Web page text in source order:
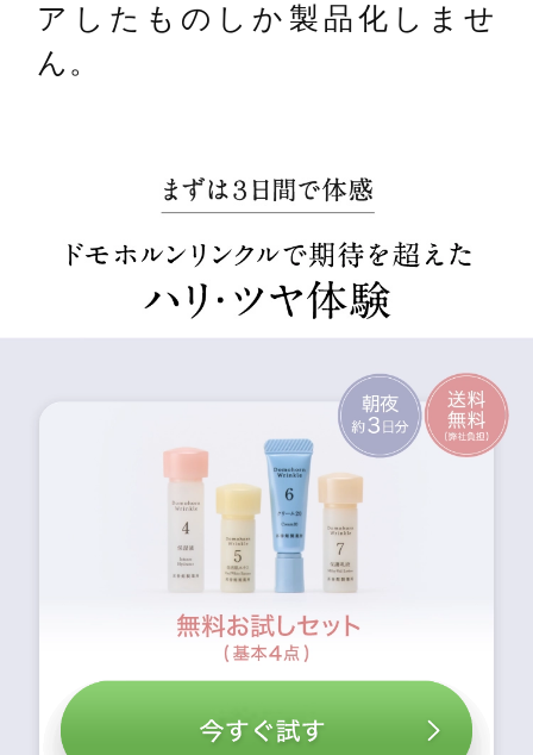
アしたものしか製品化しませ
ん。